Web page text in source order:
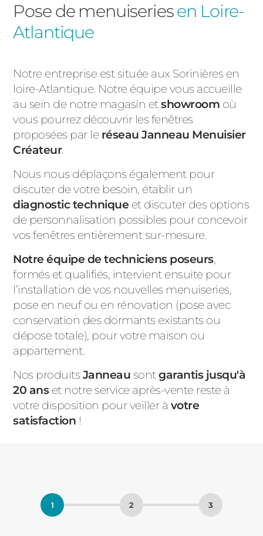
Pose de menuiseriesen Loire-
Atlantique
Notre entreprise est située aux Sorinières en
loire-Atlantique. Notre équipe vous accueille
au sein de notre magasin etshowroom où
vous pourrez découvrir les fenêtres
proposées par le réseau Janneau Menuisier
Créateur.
Nous nous déplaçons également pour
discuter de votre besoin, établir un
diagnostic technique et discuter des options
de personnalisation possibles pour concevoir
vos fenêtres entièrement sur-mesure.
Notre équipe de techniciens poseurs,
formés et qualifiés, intervient ensuite pour
l’installation de vos nouvelles menuiseries,
pose en neuf ou en rénovation (pose avec
conservation des dormants existants ou
dépose totale), pour votre maison ou
appartement.
Nos produitsJanneau sontgarantis jusqu'à
20 anset notre service après-vente reste à
votre disposition pour veiller à votre
satisfaction !